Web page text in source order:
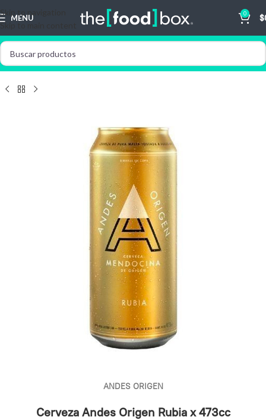
Skip to navigation
Skip to main content
MENU 0 $
ANDES ORIGEN
Cerveza Andes Origen Rubia x 473cc